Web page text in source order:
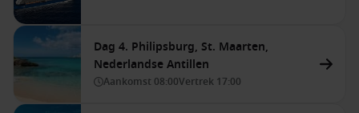
Dag 4. Philipsburg, St. Maarten,
Nederlandse Antillen
Aankomst 08:00Vertrek 17:00